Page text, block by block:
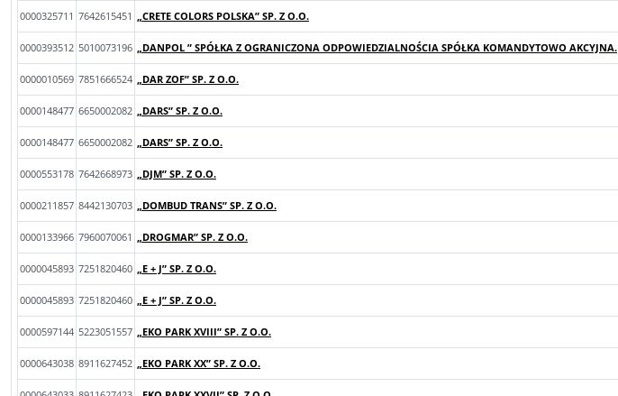
0000325711 7642615451 „CRETE COLORS POLSKA” SP. Z O.O.
0000393512 5010073196 „DANPOL ” SPÓŁKA Z OGRANICZONA ODPOWIEDZIALNOŚCIA SPÓŁKA KOMANDYTOWO AKCYJNA.
0000010569 7851666524 „DAR ZOF” SP. Z O.O.
0000148477 6650002082 „DARS” SP. Z O.O.
0000148477 6650002082 „DARS” SP. Z O.O.
0000553178 7642668973 „DJM” SP. Z O.O.
0000211857 8442130703 „DOMBUD TRANS” SP. Z O.O.
0000133966 7960070061 „DROGMAR” SP. Z O.O.
0000045893 7251820460 „E + J” SP. Z O.O.
0000045893 7251820460 „E + J” SP. Z O.O.
0000597144 5223051557 „EKO PARK XVIII” SP. Z O.O.
0000643038 8911627452 „EKO PARK XX” SP. Z O.O.